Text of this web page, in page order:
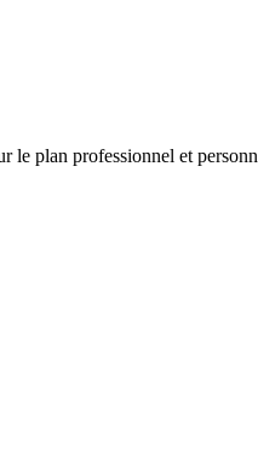
plan professionnel et